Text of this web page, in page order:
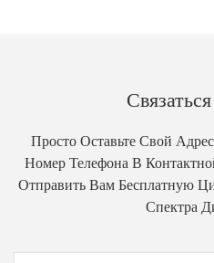
Просто Оставьте Свой
Номер Телефона В
Отправить Вам Бесплатную
Спектра